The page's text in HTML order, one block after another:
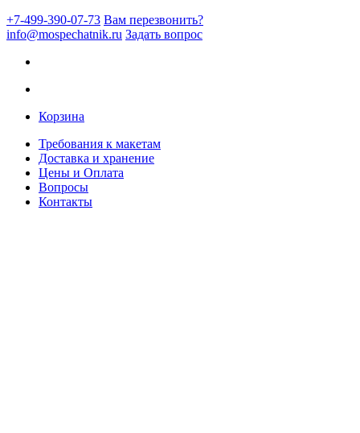
+7-499-390-07-73 Вам перезвонить?
info@mospechatnik.ru Задать вопрос
Корзина
Требования к макетам
Доставка и хранение
Цены и Оплата
Вопросы
Контакты